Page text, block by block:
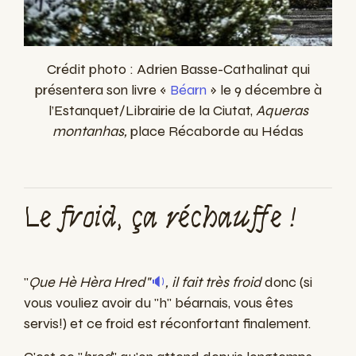
Crédit photo : Adrien Basse-Cathalinat qui
présentera son livre « Béarn » le 9 décembre à
l’Estanquet/Librairie de la Ciutat,Aqueras
montanhas, place Récaborde au Hédas
Le froid, ça réchauffe !
"Que Hè Hèra Hred"🔉, il fait très froiddonc (si
vous vouliez avoir du "h" béarnais, vous êtes
servis!) et ce froid est réconfortant finalement.